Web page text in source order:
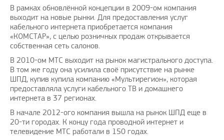
В рамках обновлённой концепции в 2009-ом компания
выходит на новые рынки. Для предоставления услуг
кабельного интернета приобретается компания
«КОМСТАР», с целью розничных продаж открывается
собственная сеть салонов.
В 2010-ом МТС выходит на рынок магистрального доступа.
В том же году она усилила своё присутствие на рынке
ШПД, купив купила компанию «Мультирегион», которая
предоставляла услуги кабельного ТВ и домашнего
интернета в 37 регионах.
В начале 2012-ого компания вышла на рынок ШПД еще в
20-ти городах. К концу года проводной интернет и
телевидение МТС работали в 150 годах.